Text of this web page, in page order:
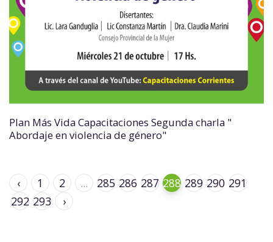
Plan Más Vida Capacitaciones Segunda charla "
Abordaje en violencia de género"
‹ 1 2 ... 285 286 287 288 289 290 291
292 293 ›